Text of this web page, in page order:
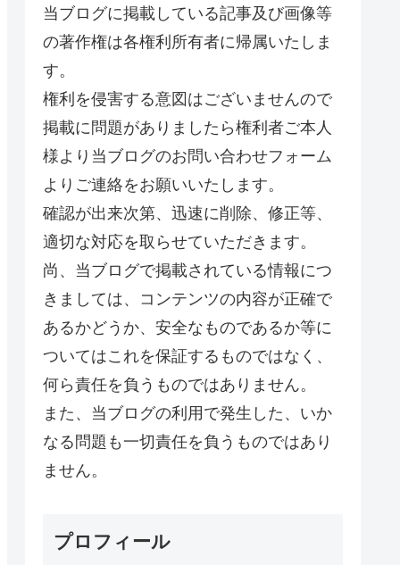
当ブログに掲載している記事及び画像等
の著作権は各権利所有者に帰属いたしま
す。
権利を侵害する意図はございませんので
掲載に問題がありましたら権利者ご本人
様より当ブログのお問い合わせフォーム
よりご連絡をお願いいたします。
確認が出来次第、迅速に削除、修正等、
適切な対応を取らせていただきます。
尚、当ブログで掲載されている情報につ
きましては、コンテンツの内容が正確で
あるかどうか、安全なものであるか等に
ついてはこれを保証するものではなく、
何ら責任を負うものではありません。
また、当ブログの利用で発生した、いか
なる問題も一切責任を負うものではあり
ません。
プロフィール